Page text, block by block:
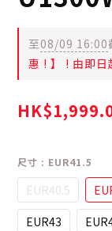
至08/09 16:00
惠 ! 】 ! 由即日
尺寸 : EUR41.5
EUR40.5
EUR43